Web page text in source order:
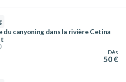
du canyoning dans la rivière Cetina
)
Dès
50 €